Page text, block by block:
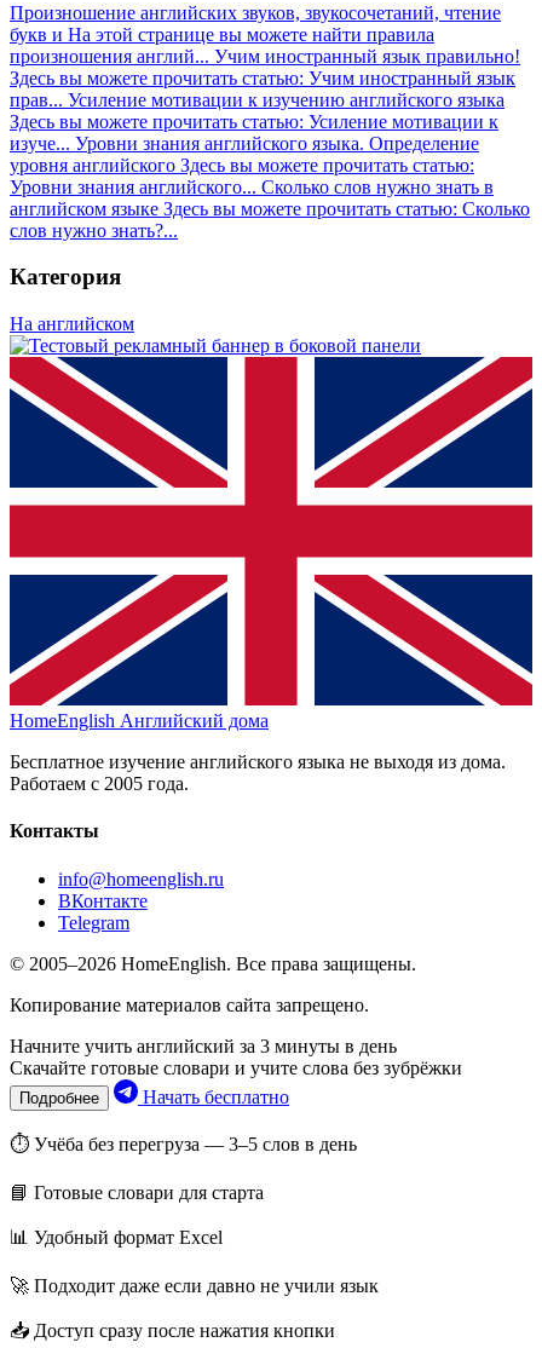
Произношение английских звуков, звукосочетаний, чтение
букв и На этой странице вы можете найти правила
произношения англий... Учим иностранный язык правильно!
Здесь вы можете прочитать статью: Учим иностранный язык
прав... Усиление мотивации к изучению английского языка
Здесь вы можете прочитать статью: Усиление мотивации к
изуче... Уровни знания английского языка. Определение
уровня английского Здесь вы можете прочитать статью:
Уровни знания английского... Сколько слов нужно знать в
английском языке Здесь вы можете прочитать статью: Сколько
слов нужно знать?...
Категория
На английском
HomeEnglish Английский дома
Бесплатное изучение английского языка не выходя из дома.
Работаем с 2005 года.
Контакты
info@homeenglish.ru
ВКонтакте
Telegram
© 2005–2026 HomeEnglish. Все права защищены.
Копирование материалов сайта запрещено.
Начните учить английский за 3 минуты в день
Скачайте готовые словари и учите слова без зубрёжки
Подробнее Начать бесплатно
⏱ Учёба без перегруза — 3–5 слов в день
📘 Готовые словари для старта
📊 Удобный формат Excel
🚀 Подходит даже если давно не учили язык
📥 Доступ сразу после нажатия кнопки